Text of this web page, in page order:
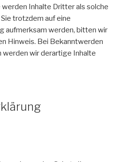
Inhalte Dritter als solche
trotzdem auf eine
aufmerksam werden, bitten wir
Hinweis. Bei Bekanntwerden
wir derartige Inhalte